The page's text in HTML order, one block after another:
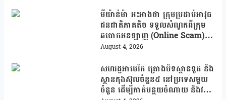
មីយ៉ាន់ម៉ា អះអាងថា ក្រុមប្រដាប់អាវុធ
ជនជាតិភាគតិច ទទួលសំណូកពីក្រុម
ឆបោកអនឡាញ (Online Scam)
ជាថ្នូរនឹងការជួយរត់ចូលប្រទេសថៃ!
August 4, 2026
សហរដ្ឋអាមេរិក គ្រោងបិទស្ថានទូត និង
ស្ថានកុងស៊ុលចំនួន៥ នៅប្រទេសមួយ
ចំនួន ដើម្បីកាត់បន្ថយចំណាយ និងវត្ត